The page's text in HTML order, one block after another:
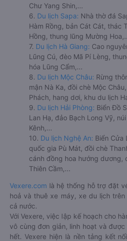
Chư Yang Shin,...
6. Du lịch Sapa: Nhà thờ đá
Hàm Rồng, bản Cát Cát, thác
Hồng, thung lũng Mường
7. Du lịch Hà Giang: Cao
Lũng Cú, đèo Mã Pí Lèng,
hóa Lũng Cẩm,...
8. Du lịch Mộc Châu: Rừng
mận Nà Ka, đồi chè Mộc
Phách, hang dơi, khu du lịch
9. Du lịch Hải Phòng: Biển Đồ
Lan Hạ, đảo Bạch Long Vỹ,
Kênh,...
10. Du lịch Nghệ An: Biển Cửa
quốc gia Pù Mát, đồi chè
cánh đồng hoa hướng dương,
Thiên Cầm,...
Vexere.com là hệ thống hỗ trợ đặt
hoả và thuê xe máy, xe du lịch
cả nước.
Với Vexere, việc lập kế hoạch cho
vô cùng đơn giản, linh hoạt và
hết. Vexere hiện là nền tảng kết